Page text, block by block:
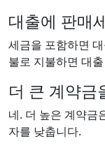
대출에 판매
세금을 포함하면
불로 지불하면 대
더 큰 계약금
네. 더 높은 계약금
자를 낮춥니다.